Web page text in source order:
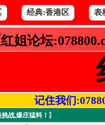
经典:香港区 表
红姐论坛
记住我们
战,爆庄猛料！〗